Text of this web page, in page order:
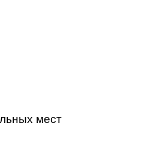
мест